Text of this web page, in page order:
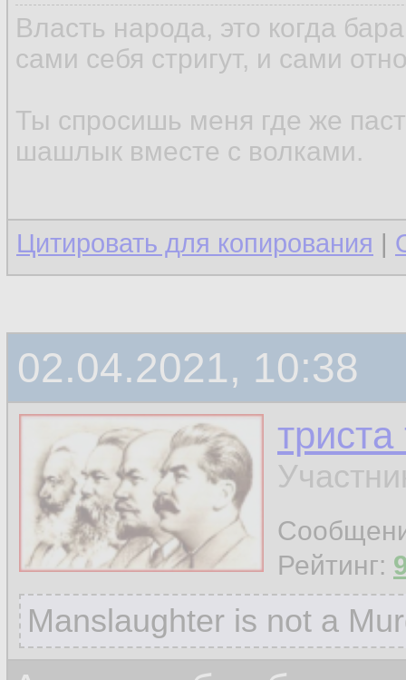
Власть народа, это когда
сами себя стригут, и сами
Ты спросишь меня где же
шашлык вместе с волками.
Цитировать для копирования |
02.04.2021, 10:38
Рейтинг:
Manslaughter is not a